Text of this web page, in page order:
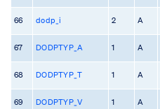
66 dodp_i 2 A
67 DODPTYP_A 1 A
68 DODPTYP_T 1 A
69 DODPTYP_V 1 A